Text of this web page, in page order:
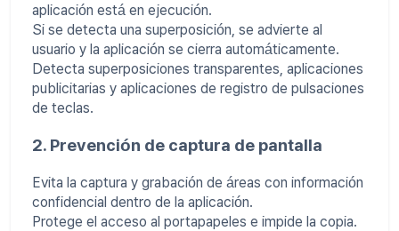
aplicación está en ejecución.
Si se detecta una superposición, se advierte al
usuario y la aplicación se cierra automáticamente.
Detecta superposiciones transparentes, aplicaciones
publicitarias y aplicaciones de registro de pulsaciones
de teclas.
2. Prevención de captura de pantalla
Evita la captura y grabación de áreas con información
confidencial dentro de la aplicación.
Protege el acceso al portapapeles e impide la copia.